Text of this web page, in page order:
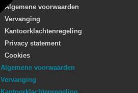
Algemene voorwaarden
Vervanging
Kantoorklachtenregeling
Privacy statement
Cookies
Algemene voorwaarden
Vervanging